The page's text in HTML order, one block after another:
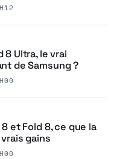
8 Ultra, le vrai
de Samsung ?
8 et Fold 8, ce que la
gains